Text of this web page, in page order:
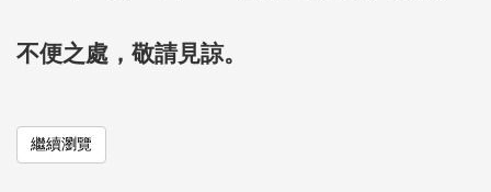
不便之處，敬請見諒。
繼續瀏覽